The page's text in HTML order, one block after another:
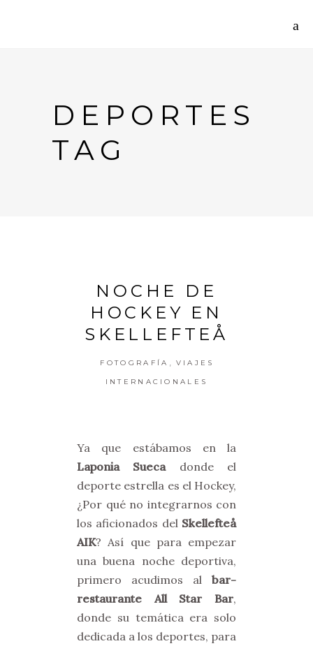
DEPORTES
TAG
NOCHE DE
HOCKEY EN
SKELLEFTEÅ
FOTOGRAFÍA VIAJES
INTERNACIONALES
Ya que estábamos en la
Laponia Suecadonde el
deporte estrella es el Hockey,
¿Por qué no integrarnos con
los aficionados del Skellefteå
AIK? Así que para empezar
una buena noche deportiva,
primero acudimos al bar-
restaurante All Star Bar,
donde su temática era solo
dedicada a los deportes, para